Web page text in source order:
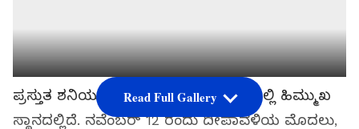
ಪ್ರಸ್ತುತ ಶನಿಯು ತನ್ನದೇ ಆದ ಕುಂಭ ರಾಶಿಯಲ್ಲಿ ಹಿಮ್ಮುಖ
ಸ್ಥಾನದಲ್ಲಿದೆ. ನವೆಂಬರ್ 12 ರಂದು ದೀಪಾವಳಿಯ ಮೊದಲು,
Read Full Gallery